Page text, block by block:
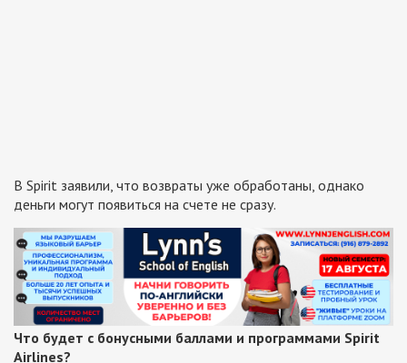
В Spirit заявили, что возвраты уже обработаны, однако
деньги могут появиться на счете не сразу.
Что будет с бонусными баллами и программами Spirit
Airlines?